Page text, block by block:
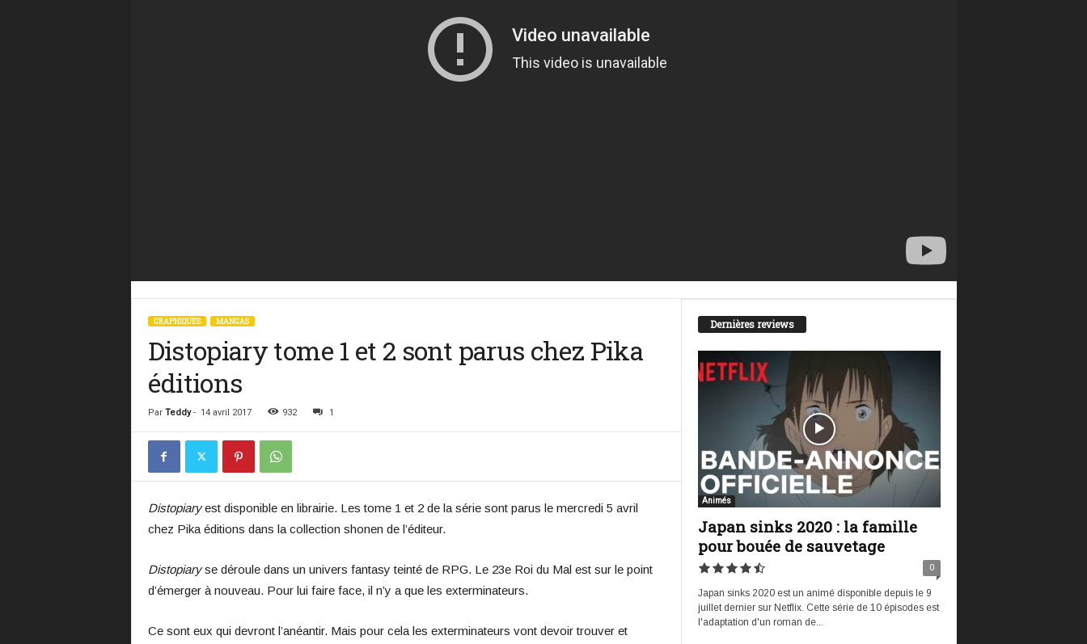
GRAPHIQUES MANGAS
Distopiary tome 1 et 2 sont parus chez Pika
éditions
Par Teddy- 14 avril 2017 932 1
Distopiaryest disponible en librairie. Les tome 1 et 2 de la série sont parus le mercredi 5 avril
chez Pika éditions dans la collection shonen de l’éditeur.
Distopiaryse déroule dans un univers fantasy teinté de RPG. Le 23e Roi du Mal est sur le point
d’émerger à nouveau. Pour lui faire face, il n’y a que les exterminateurs.
Ce sont eux qui devront l’anéantir. Mais pour cela les exterminateurs vont devoir trouver et
Dernières reviews
Animés
Japan sinks 2020 : la famille
pour bouée de sauvetage
0
Japan sinks 2020 est un animé disponible depuis le 9
juillet dernier sur Netflix. Cette série de 10 épisodes est
l'adaptation d'un roman de...